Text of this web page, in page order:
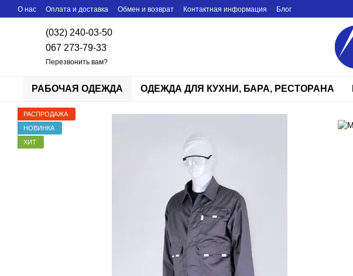
Перейти к основному контенту
О нас Оплата и доставка Обмен и возврат Контактная информация Блог
(032) 240-03-50
067 273-79-33
Перезвонить вам?
РАБОЧАЯ ОДЕЖДА ОДЕЖДА ДЛЯ КУХНИ, БАРА, РЕСТОРАНА
РАСПРОДАЖА
НОВИНКА
ХИТ